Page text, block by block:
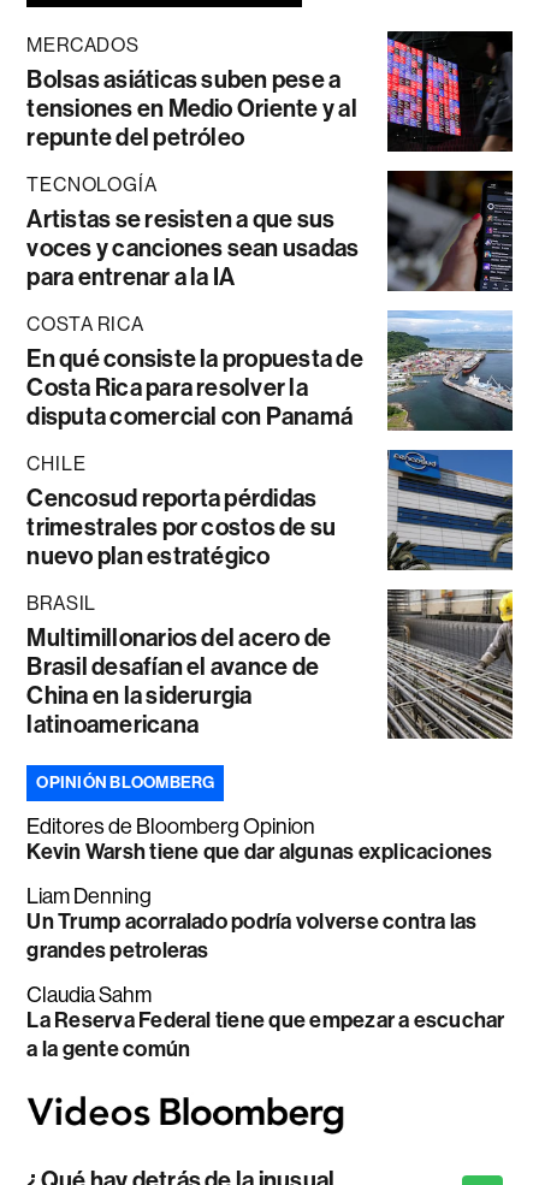
MERCADOS
Bolsas asiáticas suben pese a
tensiones en Medio Oriente y al
repunte del petróleo
TECNOLOGÍA
Artistas se resisten a que sus
voces y canciones sean usadas
para entrenar a la IA
COSTA RICA
En qué consiste la propuesta de
Costa Rica para resolver la
disputa comercial con Panamá
CHILE
Cencosud reporta pérdidas
trimestrales por costos de su
nuevo plan estratégico
BRASIL
Multimillonarios del acero de
Brasil desafían el avance de
China en la siderurgia
latinoamericana
OPINIÓN BLOOMBERG
Editores de Bloomberg Opinion
Kevin Warsh tiene que dar algunas explicaciones
Liam Denning
Un Trump acorralado podría volverse contra las
grandes petroleras
Claudia Sahm
La Reserva Federal tiene que empezar a escuchar
a la gente común